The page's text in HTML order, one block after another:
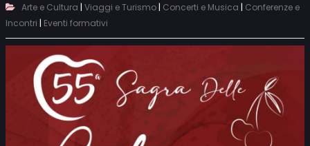
Arte e Cultura | Viaggi e Turismo| Concerti e Musica | Conferenze e
Incontri | Eventi formativi